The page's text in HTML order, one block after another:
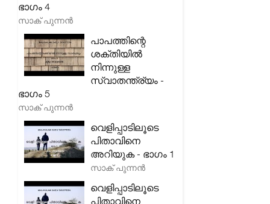
ഭാഗം 4
സാക് പുന്നൻ
പാപത്തിന്റെ
ശക്തിയിൽ
നിന്നുള്ള
സ്വാതന്ത്ര്യം -
ഭാഗം 5
സാക് പുന്നൻ
വെളിപ്പാടിലൂടെ
പിതാവിനെ
അറിയുക - ഭാഗം 1
സാക് പുന്നൻ
വെളിപ്പാടിലൂടെ
പിതാവിനെ